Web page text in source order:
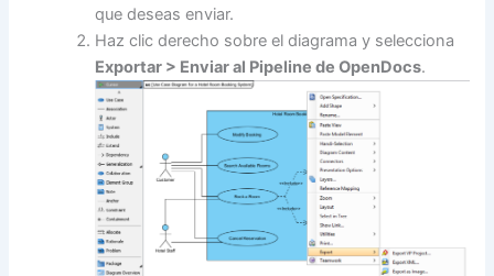
que deseas enviar.
Haz clic derecho sobre el diagrama y selecciona
Exportar > Enviar al Pipeline de OpenDocs.